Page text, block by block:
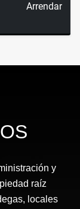
Arrendar
y
raíz
locales